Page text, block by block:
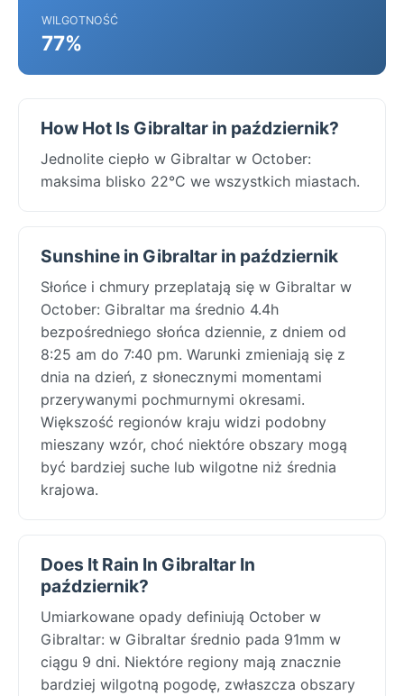
WILGOTNOŚĆ
77%
How Hot Is Gibraltar in październik?
Jednolite ciepło w Gibraltar w October:
maksima blisko 22°C we wszystkich miastach.
Sunshine in Gibraltar in październik
Słońce i chmury przeplatają się w Gibraltar w
October: Gibraltar ma średnio 4.4h
bezpośredniego słońca dziennie, z dniem od
8:25 am do 7:40 pm. Warunki zmieniają się z
dnia na dzień, z słonecznymi momentami
przerywanymi pochmurnymi okresami.
Większość regionów kraju widzi podobny
mieszany wzór, choć niektóre obszary mogą
być bardziej suche lub wilgotne niż średnia
krajowa.
Does It Rain In Gibraltar In
październik?
Umiarkowane opady definiują October w
Gibraltar: w Gibraltar średnio pada 91mm w
ciągu 9 dni. Niektóre regiony mają znacznie
bardziej wilgotną pogodę, zwłaszcza obszary